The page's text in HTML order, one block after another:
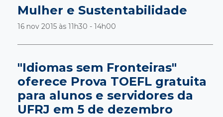
Mulher e Sustentabilidade
16 nov 2015 às 11h30 - 14h00
"Idiomas sem Fronteiras"
oferece Prova TOEFL gratuita
para alunos e servidores da
UFRJ em 5 de dezembro